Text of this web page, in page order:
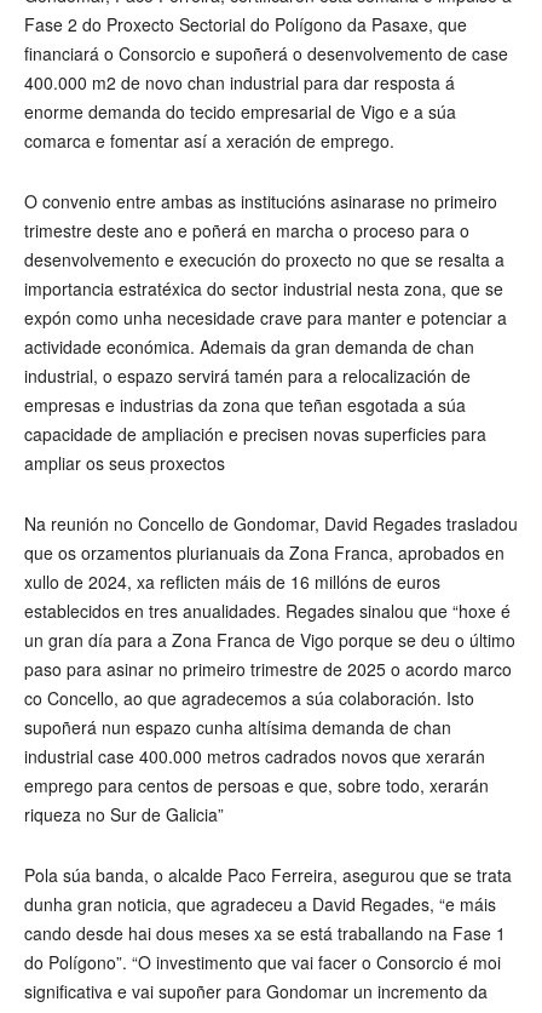
Fase 2 do Proxecto Sectorial do Polígono da Pasaxe, que
financiará o Consorcio e supoñerá o desenvolvemento de case
400.000 m2 de novo chan industrial para dar resposta á
enorme demanda do tecido empresarial de Vigo e a súa
comarca e fomentar así a xeración de emprego.
O convenio entre ambas as institucións asinarase no primeiro
trimestre deste ano e poñerá en marcha o proceso para o
desenvolvemento e execución do proxecto no que se resalta a
importancia estratéxica do sector industrial nesta zona, que se
expón como unha necesidade crave para manter e potenciar a
actividade económica. Ademais da gran demanda de chan
industrial, o espazo servirá tamén para a relocalización de
empresas e industrias da zona que teñan esgotada a súa
capacidade de ampliación e precisen novas superficies para
ampliar os seus proxectos
Na reunión no Concello de Gondomar, David Regades trasladou
que os orzamentos plurianuais da Zona Franca, aprobados en
xullo de 2024, xa reflicten máis de 16 millóns de euros
establecidos en tres anualidades. Regades sinalou que “hoxe é
un gran día para a Zona Franca de Vigo porque se deu o último
paso para asinar no primeiro trimestre de 2025 o acordo marco
co Concello, ao que agradecemos a súa colaboración. Isto
supoñerá nun espazo cunha altísima demanda de chan
industrial case 400.000 metros cadrados novos que xerarán
emprego para centos de persoas e que, sobre todo, xerarán
riqueza no Sur de Galicia”
Pola súa banda, o alcalde Paco Ferreira, asegurou que se trata
dunha gran noticia, que agradeceu a David Regades, “e máis
cando desde hai dous meses xa se está traballando na Fase 1
do Polígono”. “O investimento que vai facer o Consorcio é moi
significativa e vai supoñer para Gondomar un incremento da